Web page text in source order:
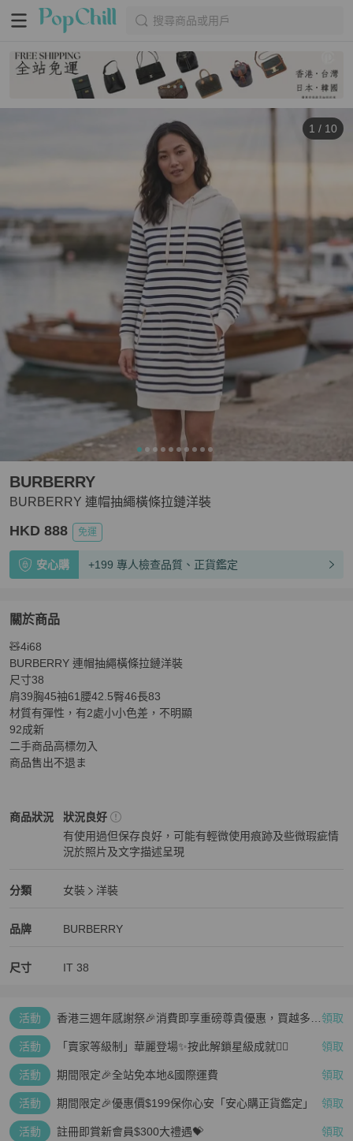
搜尋商品或用戶
1 / 10
BURBERRY 連帽抽繩橫條拉鏈洋裝
BURBERRY
HKD 888 免運
安心購 +199 專人檢查品質、正貨鑑定
關於商品
關於BURBERRY 連帽抽繩橫條拉鏈洋裝
🧸4i68
BURBERRY 連帽抽繩橫條拉鏈洋裝
尺寸38
肩39胸45袖61腰42.5臀46長83
材質有彈性，有2處小小色差，不明顯
92成新
二手商品高標勿入
商品售出不退ま
商品狀況
BURBERRY女裝商品狀態與細節
狀況良好
有使用過但保存良好，可能有輕微使用痕跡及些微瑕疵情
況於照片及文字描述呈現
分類
BURBERRY女裝分類資訊
女裝
洋裝
品牌
BURBERRY精品女裝品牌介紹
BURBERRY
BURBERRY推薦清單
尺寸 IT 38
活動
香港三週年感謝祭🎉消費即享重磅尊貴優惠，買越多、 領取
活動 「賣家等級制」華麗登場✨按此解鎖星級成就👆🏻 領取
活動 期間限定🎉全站免本地&國際運費 領取
活動 期間限定🎉優惠價$199保你心安「安心購正貨鑑定」 領取
活動 註冊即賞新會員$300大禮遇💝 領取